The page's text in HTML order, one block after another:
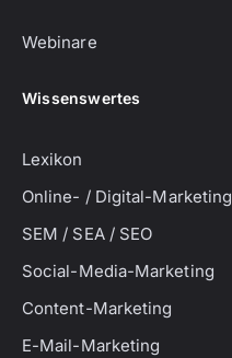
Webinare
Wissenswertes
Lexikon
Online- / Digital-Marketing
SEM / SEA / SEO
Social-Media-Marketing
Content-Marketing
E-Mail-Marketing